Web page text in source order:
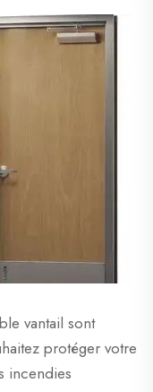
vantail sont
protéger votre
incendies